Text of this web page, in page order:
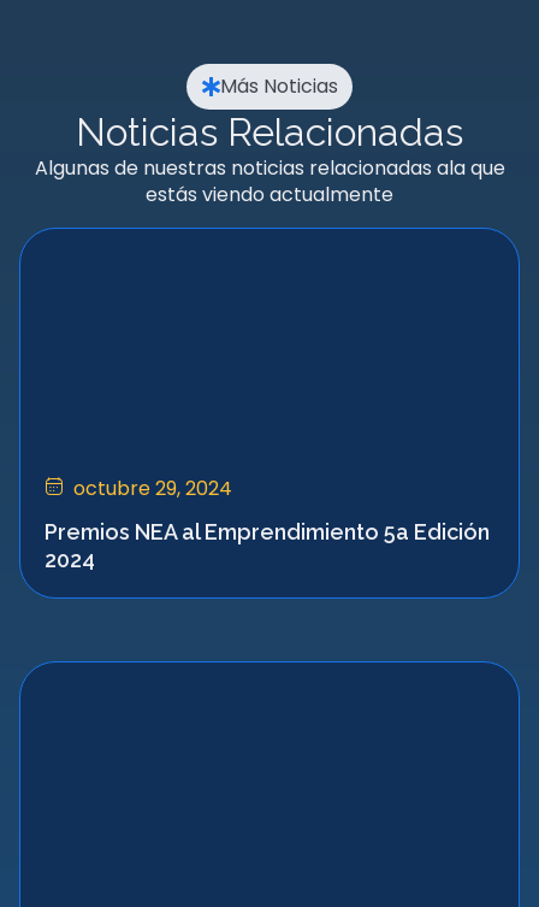
Más Noticias
Noticias Relacionadas
Algunas de nuestras noticias relacionadas ala que
estás viendo actualmente
octubre 29, 2024
Premios NEA al Emprendimiento 5a Edición
2024